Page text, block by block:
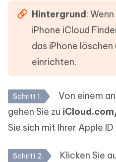
Hintergrund:
iPhone iCloud
das iPhone
einrichten.
Schritt 1.
Von einem
gehen Sie zu
Sie sich mit Ihrer Apple ID
Schritt 2. Klicken Sie